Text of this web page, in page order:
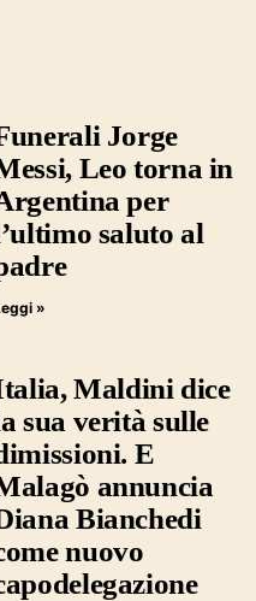
Jorge
Leo torna in
per
saluto al
»
Maldini dice
sua verità sulle
E
annuncia
Bianchedi
nuovo